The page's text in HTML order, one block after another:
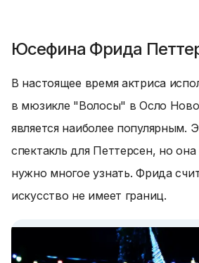
Юсефина Фрида
В настоящее время актриса
в мюзикле "Волосы" в Осло
является наиболее популярным.
спектакль для Петтерсен, но
нужно многое узнать. Фрида
искусство не имеет границ.